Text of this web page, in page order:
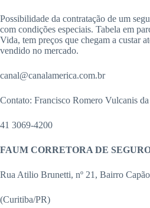
Possibilidade da contratação de um
com condições especiais. Tabela em
Vida, tem preços que chegam a custar
vendido no mercado.
canal@canalamerica.com.br
Contato: Francisco Romero Vulcanis da
41 3069-4200
FAUM CORRETORA DE
Rua Atilio Brunetti, nº 21, Bairro
(Curitiba/PR)